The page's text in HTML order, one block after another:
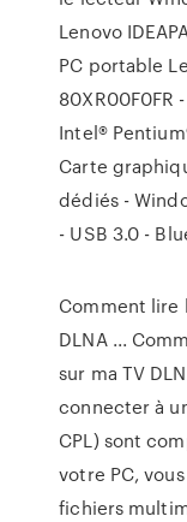
Lenovo
PC portable
80XR00F0FR
Intel®
Carte
dédiés -
- USB 3.0 -
Comment lire
DLNA ...
sur ma TV
connecter à
CPL) sont
votre PC,
fichiers